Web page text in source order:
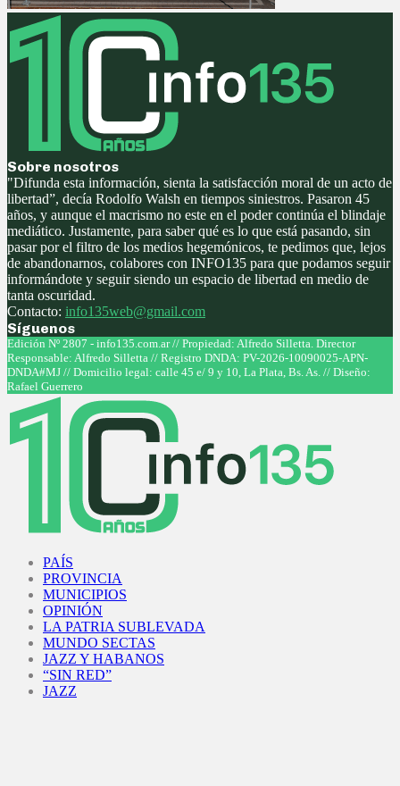
Sobre nosotros
"Difunda esta información, sienta la satisfacción moral de un acto de
libertad”, decía Rodolfo Walsh en tiempos siniestros. Pasaron 45
años, y aunque el macrismo no este en el poder continúa el blindaje
mediático. Justamente, para saber qué es lo que está pasando, sin
pasar por el filtro de los medios hegemónicos, te pedimos que, lejos
de abandonarnos, colabores con INFO135 para que podamos seguir
informándote y seguir siendo un espacio de libertad en medio de
tanta oscuridad.
Contacto: info135web@gmail.com
Síguenos
Facebook
Twitter
Instagram
Youtube
Edición Nº 2807 - info135.com.ar // Propiedad: Alfredo Silletta. Director
Responsable: Alfredo Silletta // Registro DNDA: PV-2026-10090025-APN-
DNDA#MJ // Domicilio legal: calle 45 e/ 9 y 10, La Plata, Bs. As. // Diseño:
Rafael Guerrero
PAÍS
PROVINCIA
MUNICIPIOS
OPINIÓN
LA PATRIA SUBLEVADA
MUNDO SECTAS
JAZZ Y HABANOS
“SIN RED”
JAZZ